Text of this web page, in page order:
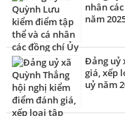
nhân
năm
Đảng uỷ
giá, xếp
uỷ năm